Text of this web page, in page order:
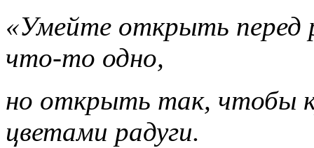
«Умейте открыть перед
что-то одно,
но открыть так, чтобы
цветами радуги.